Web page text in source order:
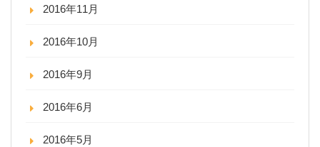
2016年11月
2016年10月
2016年9月
2016年6月
2016年5月